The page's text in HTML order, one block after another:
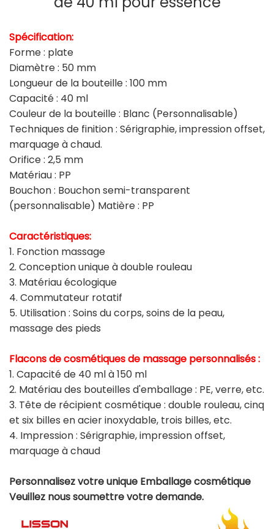
Spécification:
Forme : plate
Diamètre : 50 mm
Longueur de la bouteille : 100 mm
Capacité : 40 ml
Couleur de la bouteille : Blanc (Personnalisable)
Techniques de finition : Sérigraphie, impression offset,
marquage à chaud.
Orifice : 2,5 mm
Matériau : PP
Bouchon : Bouchon semi-transparent
(personnalisable) Matière : PP
Caractéristiques:
1. Fonction massage
2. Conception unique à double rouleau
3. Matériau écologique
4. Commutateur rotatif
5. Utilisation : Soins du corps, soins de la peau,
massage des pieds
Flacons de cosmétiques de massage personnalisés :
1. Capacité de 40 ml à 150 ml
2. Matériau des bouteilles d'emballage : PE, verre, etc.
3. Tête de récipient cosmétique : double rouleau, cinq
et six billes en acier inoxydable, trois billes, etc.
4. Impression : Sérigraphie, impression offset,
marquage à chaud
Personnalisez votre unique Emballage cosmétique
Veuillez nous soumettre votre demande.